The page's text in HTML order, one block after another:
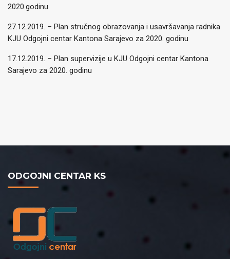
2020.godinu
27.12.2019. – Plan stručnog obrazovanja i usavršavanja radnika
KJU Odgojni centar Kantona Sarajevo za 2020. godinu
17.12.2019. – Plan supervizije u KJU Odgojni centar Kantona
Sarajevo za 2020. godinu
ODGOJNI CENTAR KS